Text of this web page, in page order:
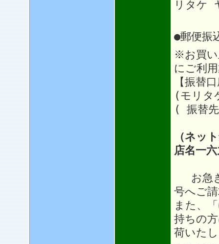
リタケ
●郵便振
※お買い
にご利
【振替
(モリタ
( 振替
（ネッ
店名一
お急ぎ
号へご
また、
持ちの
荷いた